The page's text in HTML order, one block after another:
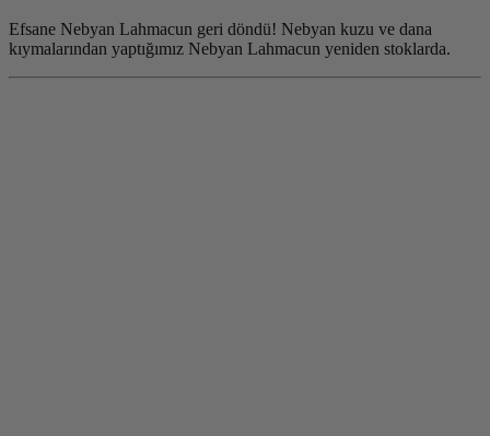
Efsane Nebyan Lahmacun geri döndü! Nebyan kuzu ve dana
kıymalarından yaptığımız Nebyan Lahmacun yeniden stoklarda.